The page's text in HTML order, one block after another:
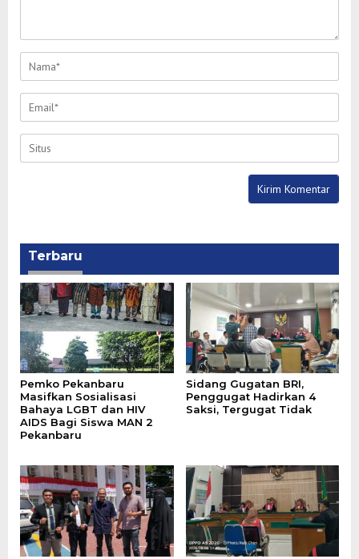
Terbaru
‎Pemko Pekanbaru
Masifkan Sosialisasi
Bahaya LGBT dan HIV
AIDS Bagi Siswa MAN 2
Pekanbaru
Sidang Gugatan BRI,
Penggugat Hadirkan 4
Saksi, Tergugat Tidak